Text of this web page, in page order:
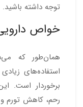
توجه داشته باشید.
خواص
همان‌طور که
استفاده‌های
برخوردار است.
رحم، کاهش تورم